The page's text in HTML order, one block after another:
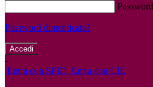
Password
Password dimenticata?
-
Entra con SPID Entra con CIE